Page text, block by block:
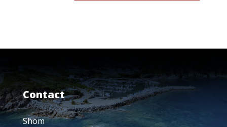
Contact
Shom